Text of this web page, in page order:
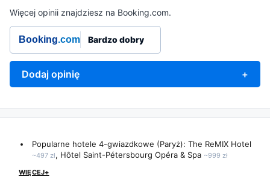
Więcej opinii znajdziesz na Booking.com.
Booking.com Bardzo dobry
Dodaj opinię +
Popularne hotele 4-gwiazdkowe (Paryż): The ReMIX Hotel
~497 zł, Hôtel Saint-Pétersbourg Opéra & Spa ~999 zł
WIĘCEJ+